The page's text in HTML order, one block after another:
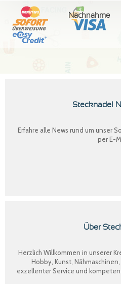
Nachnahme
Stecknadel
Erfahre alle News rund um unser
per E-
Über
Herzlich Willkommen in unserer
Hobby, Kunst,
exzellenter Service und